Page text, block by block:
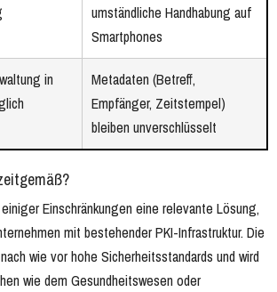
umständliche Handhabung auf
Smartphones
in
Metadaten (Betreff,
Empfänger, Zeitstempel)
bleiben unverschlüsselt
Einschränkungen eine relevante Lösung,
mit bestehender PKI-Infrastruktur. Die
wie vor hohe Sicherheitsstandards und wird
wie dem Gesundheitswesen oder